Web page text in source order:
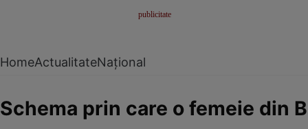
HomeActualitateNațional
Schema prin care o femeie din